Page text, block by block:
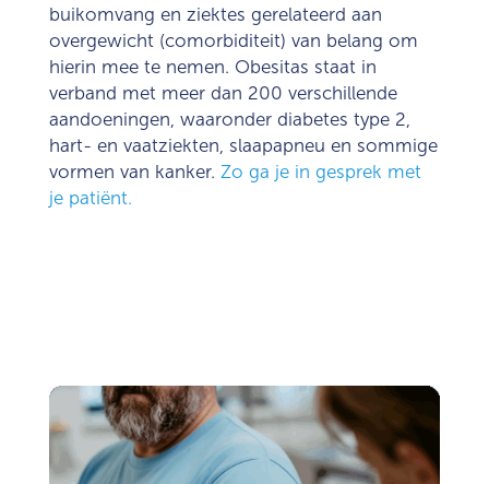
buikomvang en ziektes gerelateerd aan
overgewicht (comorbiditeit) van belang om
hierin mee te nemen. Obesitas staat in
verband met meer dan 200 verschillende
aandoeningen, waaronder diabetes type 2,
hart- en vaatziekten, slaapapneu en sommige
vormen van kanker. Zo ga je in gesprek met
je patiënt.